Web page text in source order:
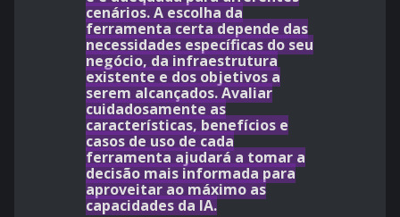
cenários. A escolha da
ferramenta certa depende das
necessidades específicas do seu
negócio, da infraestrutura
existente e dos objetivos a
serem alcançados. Avaliar
cuidadosamente as
características, benefícios e
casos de uso de cada
ferramenta ajudará a tomar a
decisão mais informada para
aproveitar ao máximo as
capacidades da IA.